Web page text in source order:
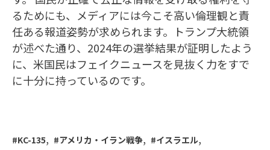
るためにも、メディアには今こそ高い倫理観と責
任ある報道姿勢が求められます。トランプ大統領
が述べた通り、2024年の選挙結果が証明したよう
に、米国民はフェイクニュースを見抜く力をすで
に十分に持っているのです。
KC-135 アメリカ・イラン戦争
イスラエル